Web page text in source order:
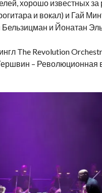
хорошо известных
и вокал) и Гай
и Йонатан
The Revolution
– Революционная